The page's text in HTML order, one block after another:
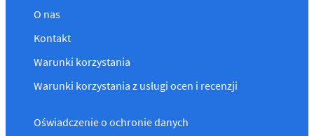
O nas
Kontakt
Warunki korzystania
Warunki korzystania z usługi ocen i recenzji
Oświadczenie o ochronie danych